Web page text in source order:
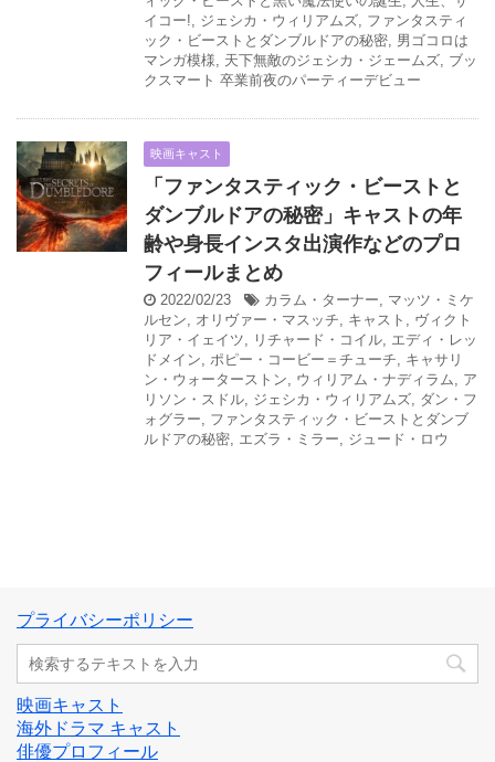
イコー!
ジェシカ・ウィリアムズ ファンタスティ
ック・ビーストとダンブルドアの秘密 男ゴコロは
マンガ模様
天下無敵のジェシカ・ジェームズ ブッ
クスマート 卒業前夜のパーティーデビュー
映画キャスト
「ファンタスティック・ビーストと
ダンブルドアの秘密」キャストの年
齢や身長インスタ出演作などのプロ
フィールまとめ
2022/02/23 カラム・ターナー
マッツ・ミケ
ルセン
オリヴァー・マスッチ キャスト
ヴィクト
リア・イェイツ
リチャード・コイル
エディ・レッ
ドメイン
ポピー・コービー＝チューチ
キャサリ
ン・ウォーターストン
ウィリアム・ナディラム
ア
リソン・スドル ジェシカ・ウィリアムズ ダン・フ
ォグラー
ファンタスティック・ビーストとダンブ
ルドアの秘密
エズラ・ミラー ジュード・ロウ
プライバシーポリシー
映画キャスト
海外ドラマ キャスト
俳優プロフィール